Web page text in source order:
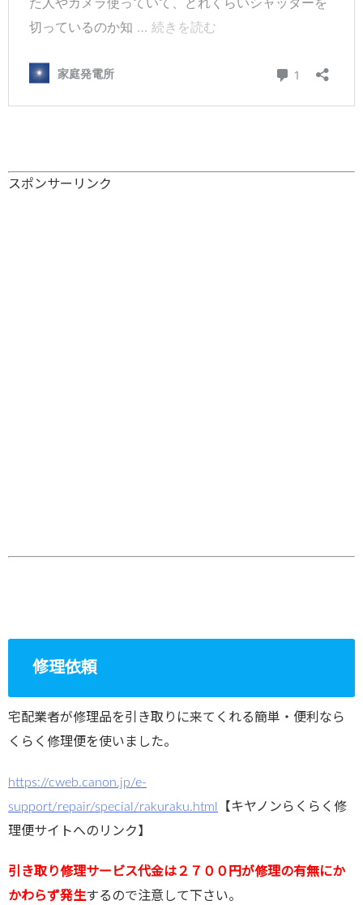
スポンサーリンク
修理依頼
宅配業者が修理品を引き取りに来てくれる簡単・便利なら
くらく修理便を使いました。
https://cweb.canon.jp/e-
support/repair/special/rakuraku.html
【キヤノンらくらく修
理便サイトへのリンク】
引き取り修理サービス代金は２７００円が修理の有無にか
かわらず発生するので注意して下さい。